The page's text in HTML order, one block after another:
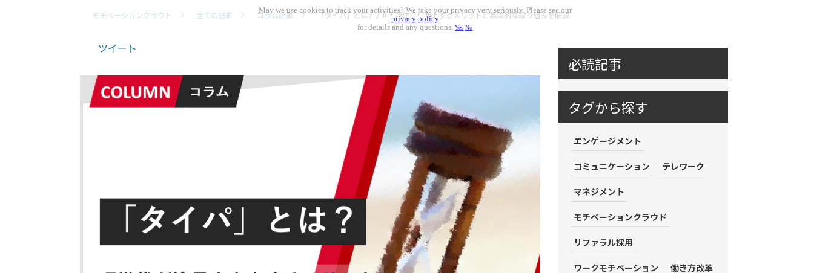
モチベーションクラウド 全ての記事 コラム記事 「タイパ」とは？Z世代が注目！向上するメリットと具体的な取り組みを解説
ツイート
必読記事
タグから探す
エンゲージメント
コミュニケーション テレワーク
マネジメント
モチベーションクラウド
リファラル採用
ワークモチベーション 働き方改革
May we use cookies to track your activities? We take your privacy very seriously. Please see our
privacy policy
for details and any questions.Yes No